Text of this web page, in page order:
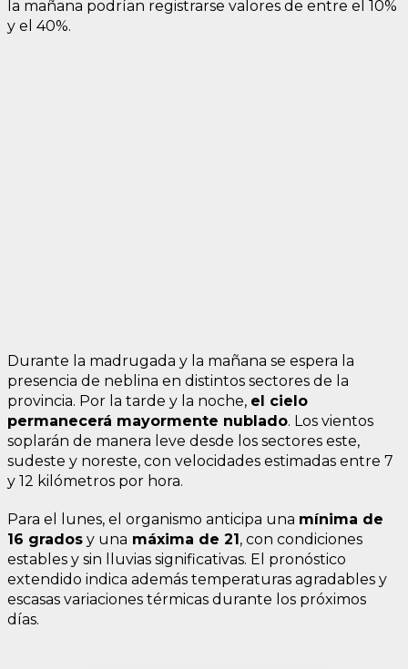
la mañana podrían registrarse valores de entre el 10%
y el 40%.
Durante la madrugada y la mañana se espera la
presencia de neblina en distintos sectores de la
provincia. Por la tarde y la noche, el cielo
permanecerá mayormente nublado. Los vientos
soplarán de manera leve desde los sectores este,
sudeste y noreste, con velocidades estimadas entre 7
y 12 kilómetros por hora.
Para el lunes, el organismo anticipa una mínima de
16 grados y una máxima de 21, con condiciones
estables y sin lluvias significativas. El pronóstico
extendido indica además temperaturas agradables y
escasas variaciones térmicas durante los próximos
días.